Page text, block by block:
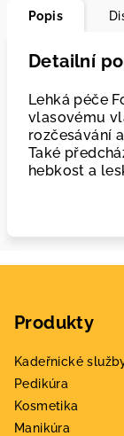
Popis
Detailní
Lehká péče
vlasovému
rozčesávání
Také
hebkost a
Produkty
Kadeřnické
Pedikúra
Kosmetika
Manikúra